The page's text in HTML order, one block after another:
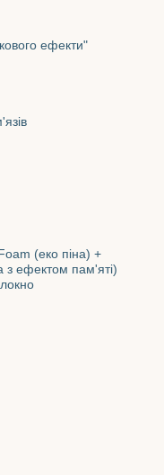
ефекти"
(еко піна) +
з ефектом пам'яті)